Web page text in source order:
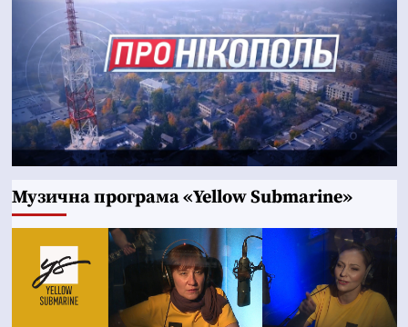
Музична програма «Yellow Submarine»